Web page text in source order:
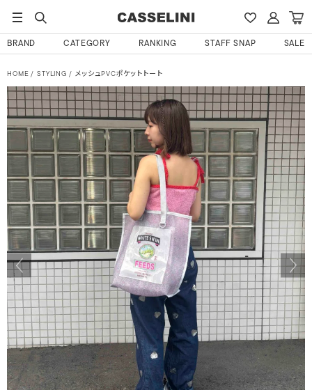
BRAND CATEGORY RANKING STAFF SNAP SALE
HOME STYLING メッシュPVCポケットトート